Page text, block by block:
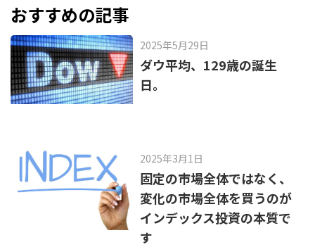
o
o
k
おすすめの記事
2025年5月29日
ダウ平均、129歳の誕生
日。
2025年3月1日
固定の市場全体ではなく、
変化の市場全体を買うのが
インデックス投資の本質で
す